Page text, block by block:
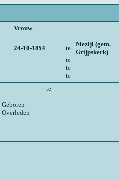
Vrouw
24-10-1854 te
Niezijl (gem.
Grijpskerk)
te
te
te
te
Geboren
Overleden